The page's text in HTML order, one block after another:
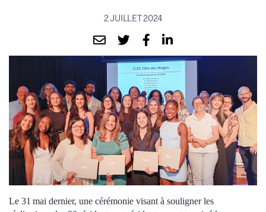
2 JUILLET 2024
Le 31 mai dernier, une cérémonie visant à souligner les